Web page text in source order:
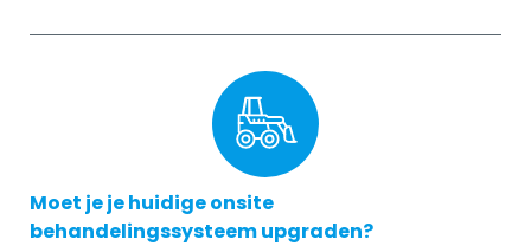
Moet je je huidige onsite
behandelingssysteem upgraden?